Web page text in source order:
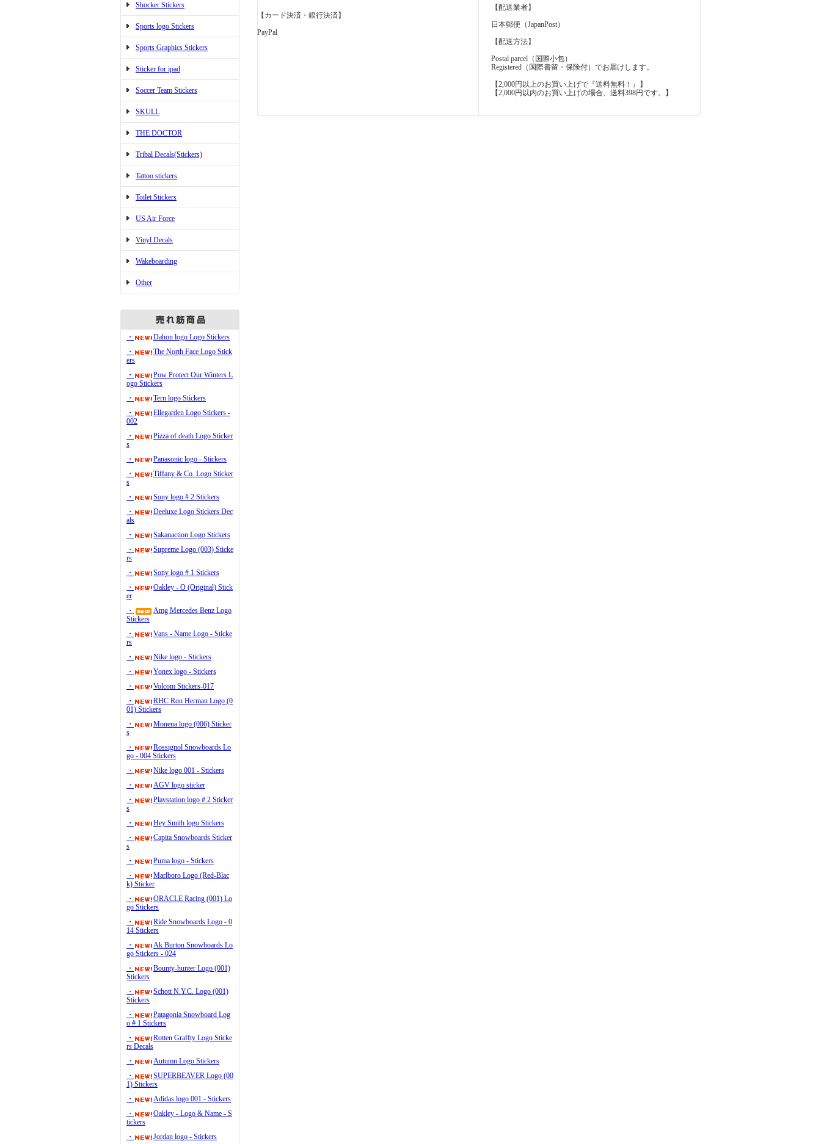
Shocker Stickers
Sports logo Stickers
Sports Graphics Stickers
Sticker for ipad
Soccer Team Stickers
SKULL
THE DOCTOR
Tribal Decals(Stickers)
Tattoo stickers
Toilet Stickers
US Air Force
Vinyl Decals
Wakeboarding
Other
・
Dahon logo Logo Stickers
・
The North Face Logo Stick
ers
・
Pow Protect Our Winters L
ogo Stickers
・
Tern logo Stickers
・
Ellegarden Logo Stickers -
002
・
Pizza of death Logo Sticker
s
・
Panasonic logo - Stickers
・
Tiffany & Co. Logo Sticker
s
・
Sony logo # 2 Stickers
・
Deeluxe Logo Stickers Dec
als
・
Sakanaction Logo Stickers
・
Supreme Logo (003) Sticke
rs
・
Sony logo # 1 Stickers
・
Oakley - O (Original) Stick
er
・
Amg Mercedes Benz Logo
Stickers
・
Vans - Name Logo - Sticke
rs
・
Nike logo - Stickers
・
Yonex logo - Stickers
・
Volcom Stickers-017
・
RHC Ron Herman Logo (0
01) Stickers
・
Monena logo (006) Sticker
s
・
Rossignol Snowboards Lo
go - 004 Stickers
・
Nike logo 001 - Stickers
・
AGV logo sticker
・
Playstation logo # 2 Sticker
s
・
Hey Smith logo Stickers
・
Capita Snowboards Sticker
s
・
Puma logo - Stickers
・
Marlboro Logo (Red-Blac
k) Sticker
・
ORACLE Racing (001) Lo
go Stickers
・
Ride Snowboards Logo - 0
14 Stickers
・
Ak Burton Snowboards Lo
go Stickers - 024
・
Bounty-hunter Logo (001)
Stickers
・
Schott N.Y.C. Logo (001)
Stickers
・
Patagonia Snowboard Log
o # 1 Stickers
・
Rotten Graffty Logo Sticke
rs Decals
・
Autumn Logo Stickers
・
SUPERBEAVER Logo (00
1) Stickers
・
Adidas logo 001 - Stickers
・
Oakley - Logo & Name - S
tickers
・
Jordan logo - Stickers
【カード決済・銀行決済】
PayPal
【配送業者】
日本郵便（JapanPost）
【配送方法】
Postal parcel（国際小包）
Registered（国際書留・保険付）でお届けします。
【2,000円以上のお買い上げで『送料無料！』】
【2,000円以内のお買い上げの場合、送料398円です。】